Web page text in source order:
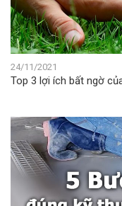
24/11/2021
Top 3 lợi ích bất ngờ